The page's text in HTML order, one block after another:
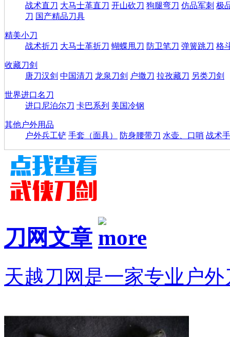
战术直刀 大马士革直刀 开山砍刀 狗腿弯刀 仿品军刺 极
刀 国产精品刀具
精美小刀
战术折刀 大马士革折刀 蝴蝶甩刀 防卫笔刀 弹簧跳刀 格
收藏刀剑
唐刀汉剑 中国清刀 龙泉刀剑 户撒刀 拉孜藏刀 另类刀剑
世界进口名刀
进口尼泊尔刀 卡巴系列 美国冷钢
其他户外用品
户外兵工铲 手套（面具） 防身腰带刀 水壶、口哨 战术
刀网文章
天越刀网是一家专业户